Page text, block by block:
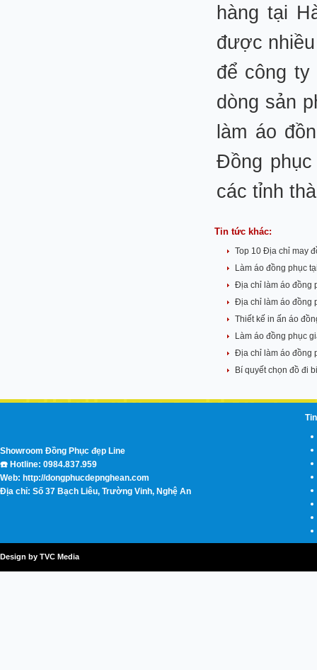
hàng tại
được
để công ty
dòng sản
làm áo
Đồng
các tỉnh
Tin tức khác:
Top 10 Địa chỉ may
Làm áo đồng phục
Địa chỉ làm áo đồng
Địa chỉ làm áo đồng
Thiết kế in ấn áo
Làm áo đồng phục
Địa chỉ làm áo đồng
Bí quyết chọn đồ đi
Showroom Đồng Phục đẹp Line
☎️ Hotline: 0984.837.959
Web: http://dongphucdepnghean.com
Địa chỉ: Số 37 Bạch Liêu, Trường Vinh, Nghệ An
Design by TVC Media